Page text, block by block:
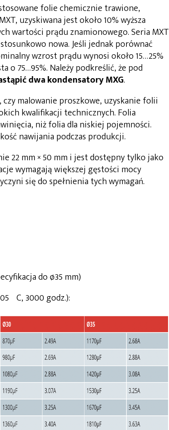
folie chemicznie trawione,
uzyskiwana jest około 10% wyższa
wartości prądu znamionowego. Seria MXT
nowa. Jeśli jednak porównać
wzrost prądu wynosi około 15…25%
o 75…95%. Należy podkreślić, że pod
dwa kondensatory MXG.
malowanie proszkowe, uzyskanie folii
kwalifikacji technicznych. Folia
niż folia dla niskiej pojemności.
nawijania podczas produkcji.
22 mm × 50 mm i jest dostępny tylko jako
wymagają większej gęstości mocy
się do spełnienia tych wymagań.
do ø35 mm)
3000 godz.):